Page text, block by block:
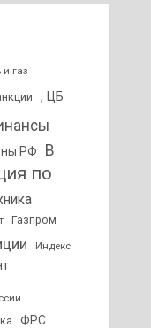
и газ
, ЦБ
РФ
В
по
Газпром
Индекс
ФРС